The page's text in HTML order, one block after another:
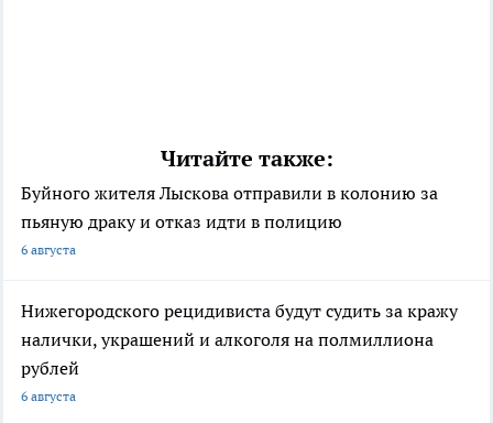
Читайте также:
Буйного жителя Лыскова отправили в колонию за
пьяную драку и отказ идти в полицию
6 августа
Нижегородского рецидивиста будут судить за кражу
налички, украшений и алкоголя на полмиллиона
рублей
6 августа